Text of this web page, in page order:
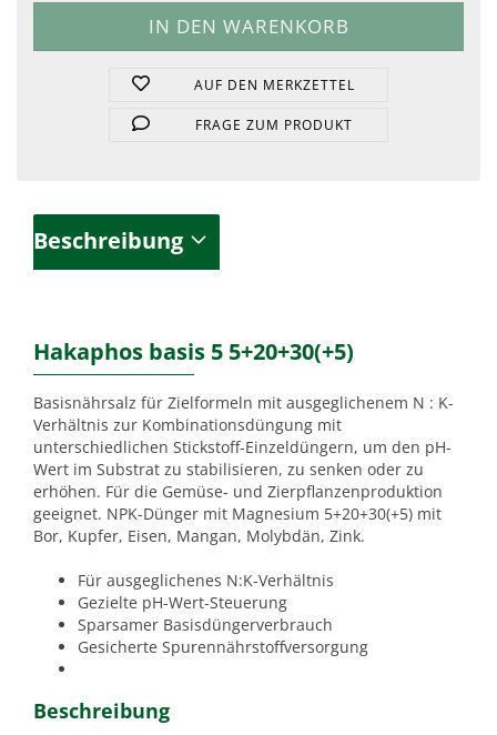
AUF DEN MERKZETTEL
FRAGE ZUM PRODUKT
Beschreibung
Hakaphos basis 5 5+20+30(+5)
Basisnährsalz für Zielformeln mit ausgeglichenem N : K-
Verhältnis zur Kombinationsdüngung mit
unterschiedlichen Stickstoff-Einzeldüngern, um den pH-
Wert im Substrat zu stabilisieren, zu senken oder zu
erhöhen. Für die Gemüse- und Zierpflanzenproduktion
geeignet. NPK-Dünger mit Magnesium 5+20+30(+5) mit
Bor, Kupfer, Eisen, Mangan, Molybdän, Zink.
Für ausgeglichenes N:K-Verhältnis
Gezielte pH-Wert-Steuerung
Sparsamer Basisdüngerverbrauch
Gesicherte Spurennährstoffversorgung
Beschreibung